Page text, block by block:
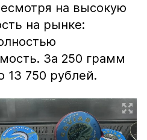
на высокую
на рынке:
За 250 грамм
13 750 рублей.